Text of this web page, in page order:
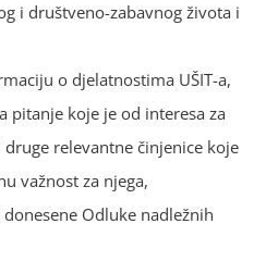
i društveno-zabavnog života i
o djelatnostima UŠIT-a,
pitanje koje je od interesa za
relevantne činjenice koje
važnost za njega,
Odluke nadležnih